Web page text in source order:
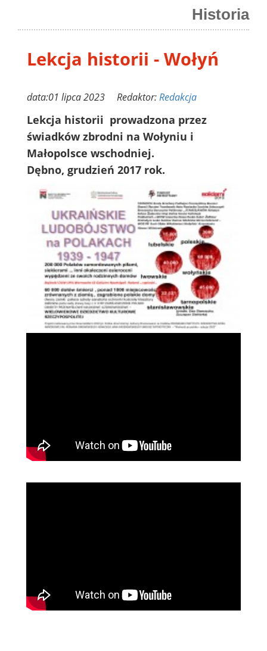
Historia
Lekcja historii - Wołyń
data:01 lipca 2023 Redaktor:Redakcja
Lekcja historii prowadzona przez
świadków zbrodni na Wołyniu i
Małopolsce wschodniej.
Dębno, grudzień 2017 rok.